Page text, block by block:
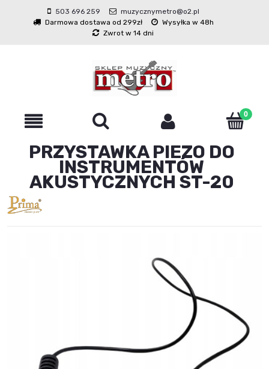
503 696 259
muzycznymetro@o2.pl
Darmowa dostawa od 299zł
Wysyłka w 48h
Zwrot w 14 dni
PRZYSTAWKA PIEZO DO
INSTRUMENTÓW
AKUSTYCZNYCH ST-20